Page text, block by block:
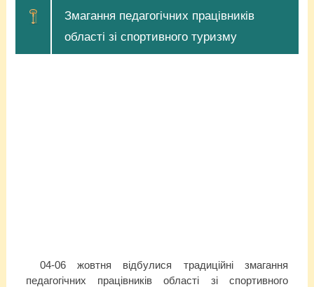
Змагання педагогічних працівників
області зі спортивного туризму
04-06 жовтня відбулися традиційні змагання
педагогічних працівників області зі спортивного